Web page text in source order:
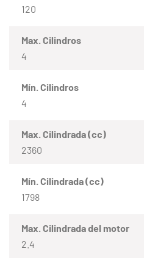
120
Max. Cilindros
4
Mín. Cilindros
4
Max. Cilindrada (cc)
2360
Mín. Cilindrada (cc)
1798
Max. Cilindrada del motor
2.4